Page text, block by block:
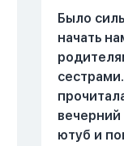
Было
начать
ютуб и